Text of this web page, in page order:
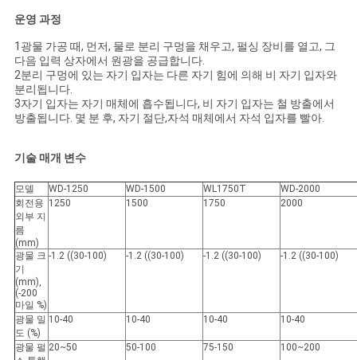
경
우
사
이
트
맵
PRIVACY
POLICY
운영 과정
1광물 가공 때, 먼저, 물로 분리 구멍을 채우고, 펄싱 장비를 열고, 그
다음 입력 상자에서 원광을 공급합니다.
2분리 구멍에 있는 자기 입자는 다른 자기 힘에 의해 비 자기 입자와
분리됩니다.
3자기 입자는 자기 매체에 흡수됩니다, 비 자기 입자는 철 방출에서
방출됩니다. 몇 분 후, 자기 절단,자석 매체에서 자석 입자를 빨아.
기술 매개 변수
모델 WD-1250 WD-1500 WL1750T
WD-2000
회전용
외부 지
름
(mm)
1250 1500 1750 2000
광물 크
기
(mm),
(-200
마일 %)
-1.2 ((30-100) -1.2 ((30-100) -1.2 ((30-100) -1.2 ((30-100)
광물 밀
도 (%)
10-40 10-40 10-40 10-40
광물 펄 20~50 50-100 75-150 100~200